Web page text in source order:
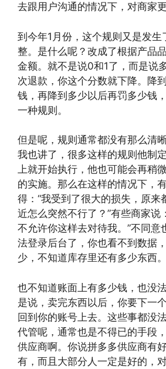
去跟用户沟通的情况下，对商家
到今年1月份，这个规则又是发生
整。是什么呢？改成了根据产品
金额。就不是说0和1了，而是说
次退款，你这个分数就下降。降
钱，再降到多少以后再罚多少钱
一种规则。
但是呢，规则通常都没有那么清
我也讲了，很多这样的规则他制
上就开始执行，他也可能会再稍
的实施。那么在这样的情况下，
得：“我受到了很大的损失，原来
近怎么突然不行了？”有些商家说
不允许你这样去对待我。”不同意
法登录后台了，你也看不到数据
少，不知道库存里还有多少东西。
也不知道账面上有多少钱，也没
是说，卖完东西以后，你要下一
回到你的账号上去。这些事都没
代管呢，通常也是不得已的手段
供应商啊。你说拼多多供应商有
有，而且大部分人一定是好的，